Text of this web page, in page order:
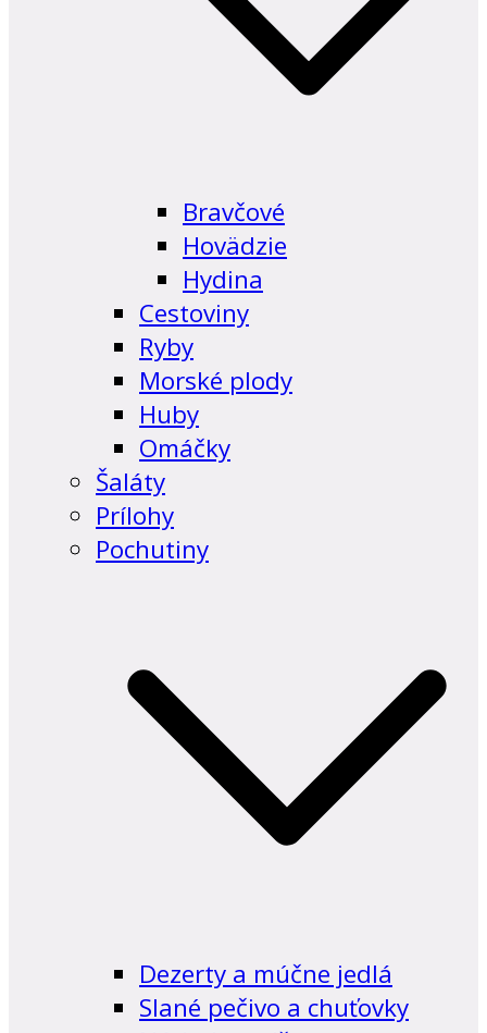
Bravčové
Hovädzie
Hydina
Cestoviny
Ryby
Morské plody
Huby
Omáčky
Šaláty
Prílohy
Pochutiny
Dezerty a múčne jedlá
Slané pečivo a chuťovky